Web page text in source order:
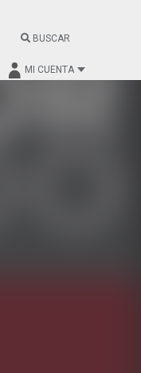
BUSCAR
MI CUENTA